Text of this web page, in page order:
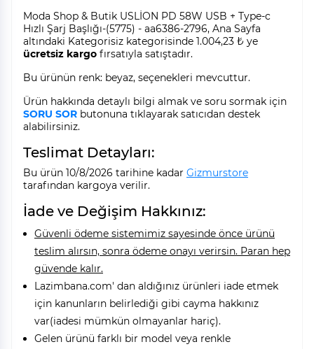
Moda Shop & Butik USLİON PD 58W USB + Type-c
Hızlı Şarj Başlığı-(5775) - aa6386-2796, Ana Sayfa
altındaki Kategorisiz kategorisinde 1.004,23 ₺ ye
ücretsiz kargo fırsatıyla satıştadır.
Bu ürünün renk: beyaz, seçenekleri mevcuttur.
Ürün hakkında detaylı bilgi almak ve soru sormak için
SORU SOR butonuna tıklayarak satıcıdan destek
alabilirsiniz.
Teslimat Detayları:
Bu ürün 10/8/2026 tarihine kadar Gizmurstore
tarafından kargoya verilir.
İade ve Değişim Hakkınız:
Güvenli ödeme sistemimiz sayesinde önce ürünü
teslim alırsın, sonra ödeme onayı verirsin. Paran hep
güvende kalır.
Lazimbana.com' dan aldığınız ürünleri iade etmek
için kanunların belirlediği gibi cayma hakkınız
var(iadesi mümkün olmayanlar hariç).
Gelen ürünü farklı bir model veya renkle